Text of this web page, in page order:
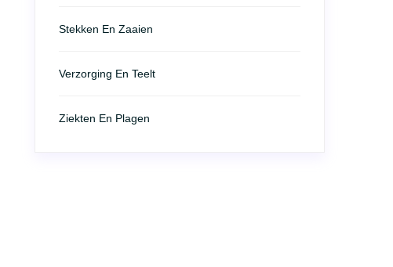
Stekken En Zaaien
Verzorging En Teelt
Ziekten En Plagen